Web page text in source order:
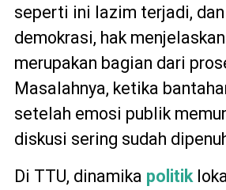
seperti ini lazim terjadi,
demokrasi, hak
merupakan bagian dari
Masalahnya, ketika
setelah emosi publik
diskusi sering sudah
Di TTU, dinamika politik